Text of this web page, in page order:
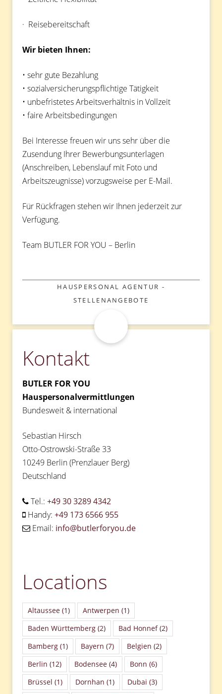
· Reisebereitschaft
Wir bieten Ihnen:
• sehr gute Bezahlung
• sozialversicherungspflichtige Tätigkeit
• unbefristetes Arbeitsverhältnis in Vollzeit
• faire Arbeitsbedingungen
Bei Interesse freuen wir uns sehr über die
Zusendung Ihrer Bewerbungsunterlagen
(Anschreiben, Lebenslauf mit Foto und
Arbeitszeugnisse) vorzugsweise per E-Mail.
Für Rückfragen stehen wir Ihnen jederzeit zur
Verfügung.
Team BUTLER FOR YOU – Berlin
KATEGORIEN
HAUSPERSONAL AGENTUR -
STELLENANGEBOTE
Kontakt
BUTLER FOR YOU
Hauspersonalvermittlungen
Bundesweit & international
Sebastian Hirsch
Otto-Ostrowski-Straße 33
10249 Berlin (Prenzlauer Berg)
Deutschland
Tel.: +49 30 3289 4342
Handy: +49 173 6566 955
Email: info@butlerforyou.de
Locations
Altaussee (1) Antwerpen (1)
Baden Württemberg (2) Bad Honnef(2)
Bamberg (1) Bayern (7) Belgien (2)
Berlin (12) Bodensee (4) Bonn (6)
Brüssel (1) Dornhan (1) Dubai (3)